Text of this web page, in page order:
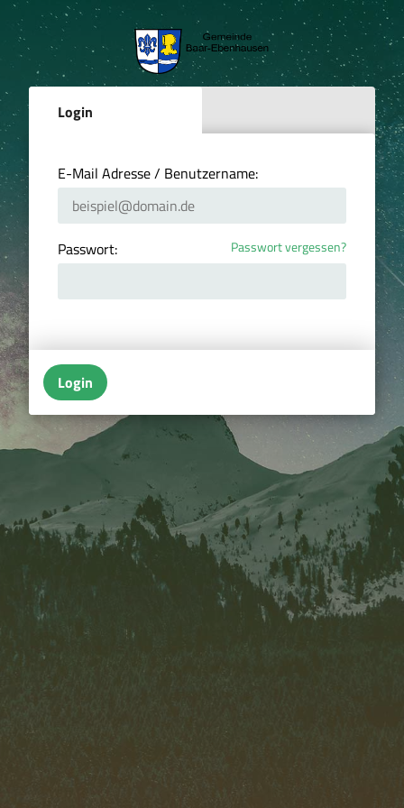
Login
E-Mail Adresse / Benutzername:
Passwort: Passwort vergessen?
Login